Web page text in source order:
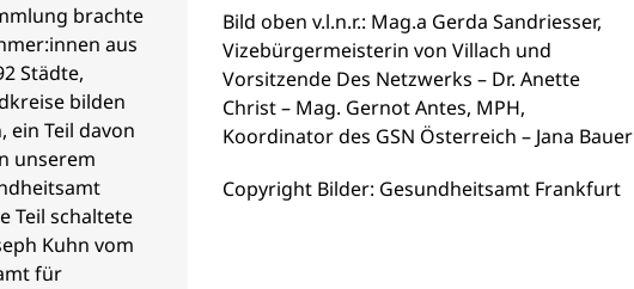
brachte
aus
Städte,
bilden
ein Teil davon
unserem
Teil schaltete
Kuhn vom
für
Bild oben v.l.n.r.: Mag.a Gerda Sandriesser,
Vizebürgermeisterin von Villach und
Vorsitzende Des Netzwerks – Dr. Anette
Christ – Mag. Gernot Antes, MPH,
Koordinator des GSN Österreich – Jana Bauer
Copyright Bilder: Gesundheitsamt Frankfurt